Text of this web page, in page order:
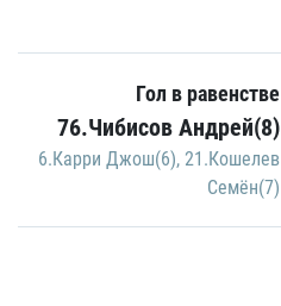
Гол в равенстве
76.Чибисов Андрей(8)
6.Карри Джош(6), 21.Кошелев
Семён(7)